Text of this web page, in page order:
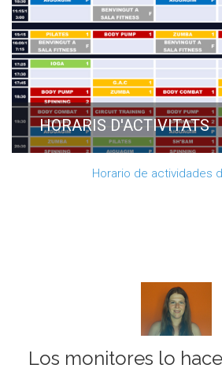
HORARIS D'ACTIVITATS
Horario de actividades
Los monitores lo